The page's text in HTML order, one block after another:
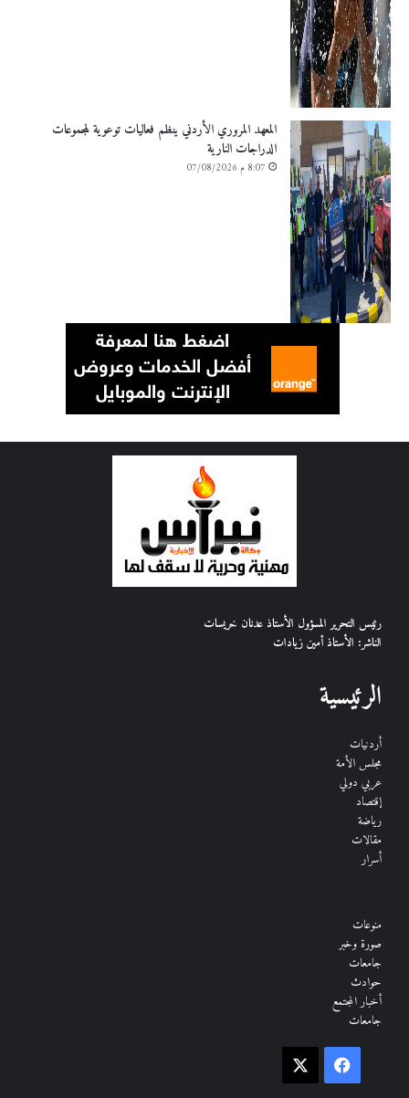
المعهد المروري الأردني ينظم فعاليات توعوية لمجموعات
الدراجات النارية
8:07 م 07/08/2026
رئيس التحرير المسؤول الأستاذ عدنان خريسات
الناشر: الأستاذ أمين زيادات
الرئيسية
أردنيات
مجلس الأمة
عربي دولي
إقتصاد
رياضة
مقالات
أسرار
منوعات
صورة وخبر
جامعات
حوادث
أخبار المجتمع
جامعات
فيسبوك